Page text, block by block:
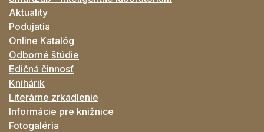
Aktuality
Podujatia
Online Katalóg
Odborné štúdie
Edičná činnosť
Knihárik
Literárne zrkadlenie
Informácie pre knižnice
Fotogaléria